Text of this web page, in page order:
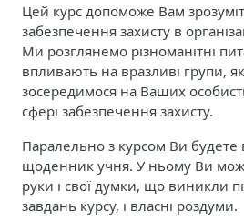
Цей курс допоможе Вам
забезпечення захисту в
Ми розглянемо різноманітні
впливають на вразливі групи,
зосередимося на Ваших
сфері забезпечення захисту.
Паралельно з курсом Ви будете
щоденник учня. У ньому Ви
руки і свої думки, що виникли
завдань курсу, і власні роздуми.